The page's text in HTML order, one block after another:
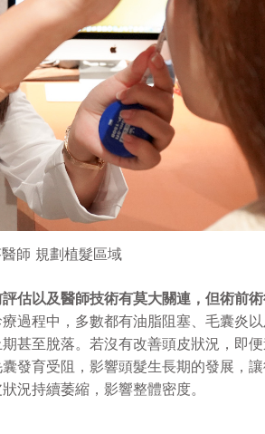
師 規劃植髮區域
估以及醫師技術有莫大關連，但術前
過程中，多數都有油脂阻塞、毛囊炎
甚至脫落。若沒有改善頭皮狀況，即
發育受阻，影響頭髮生長期的發展，
況持續萎縮，影響整體密度。